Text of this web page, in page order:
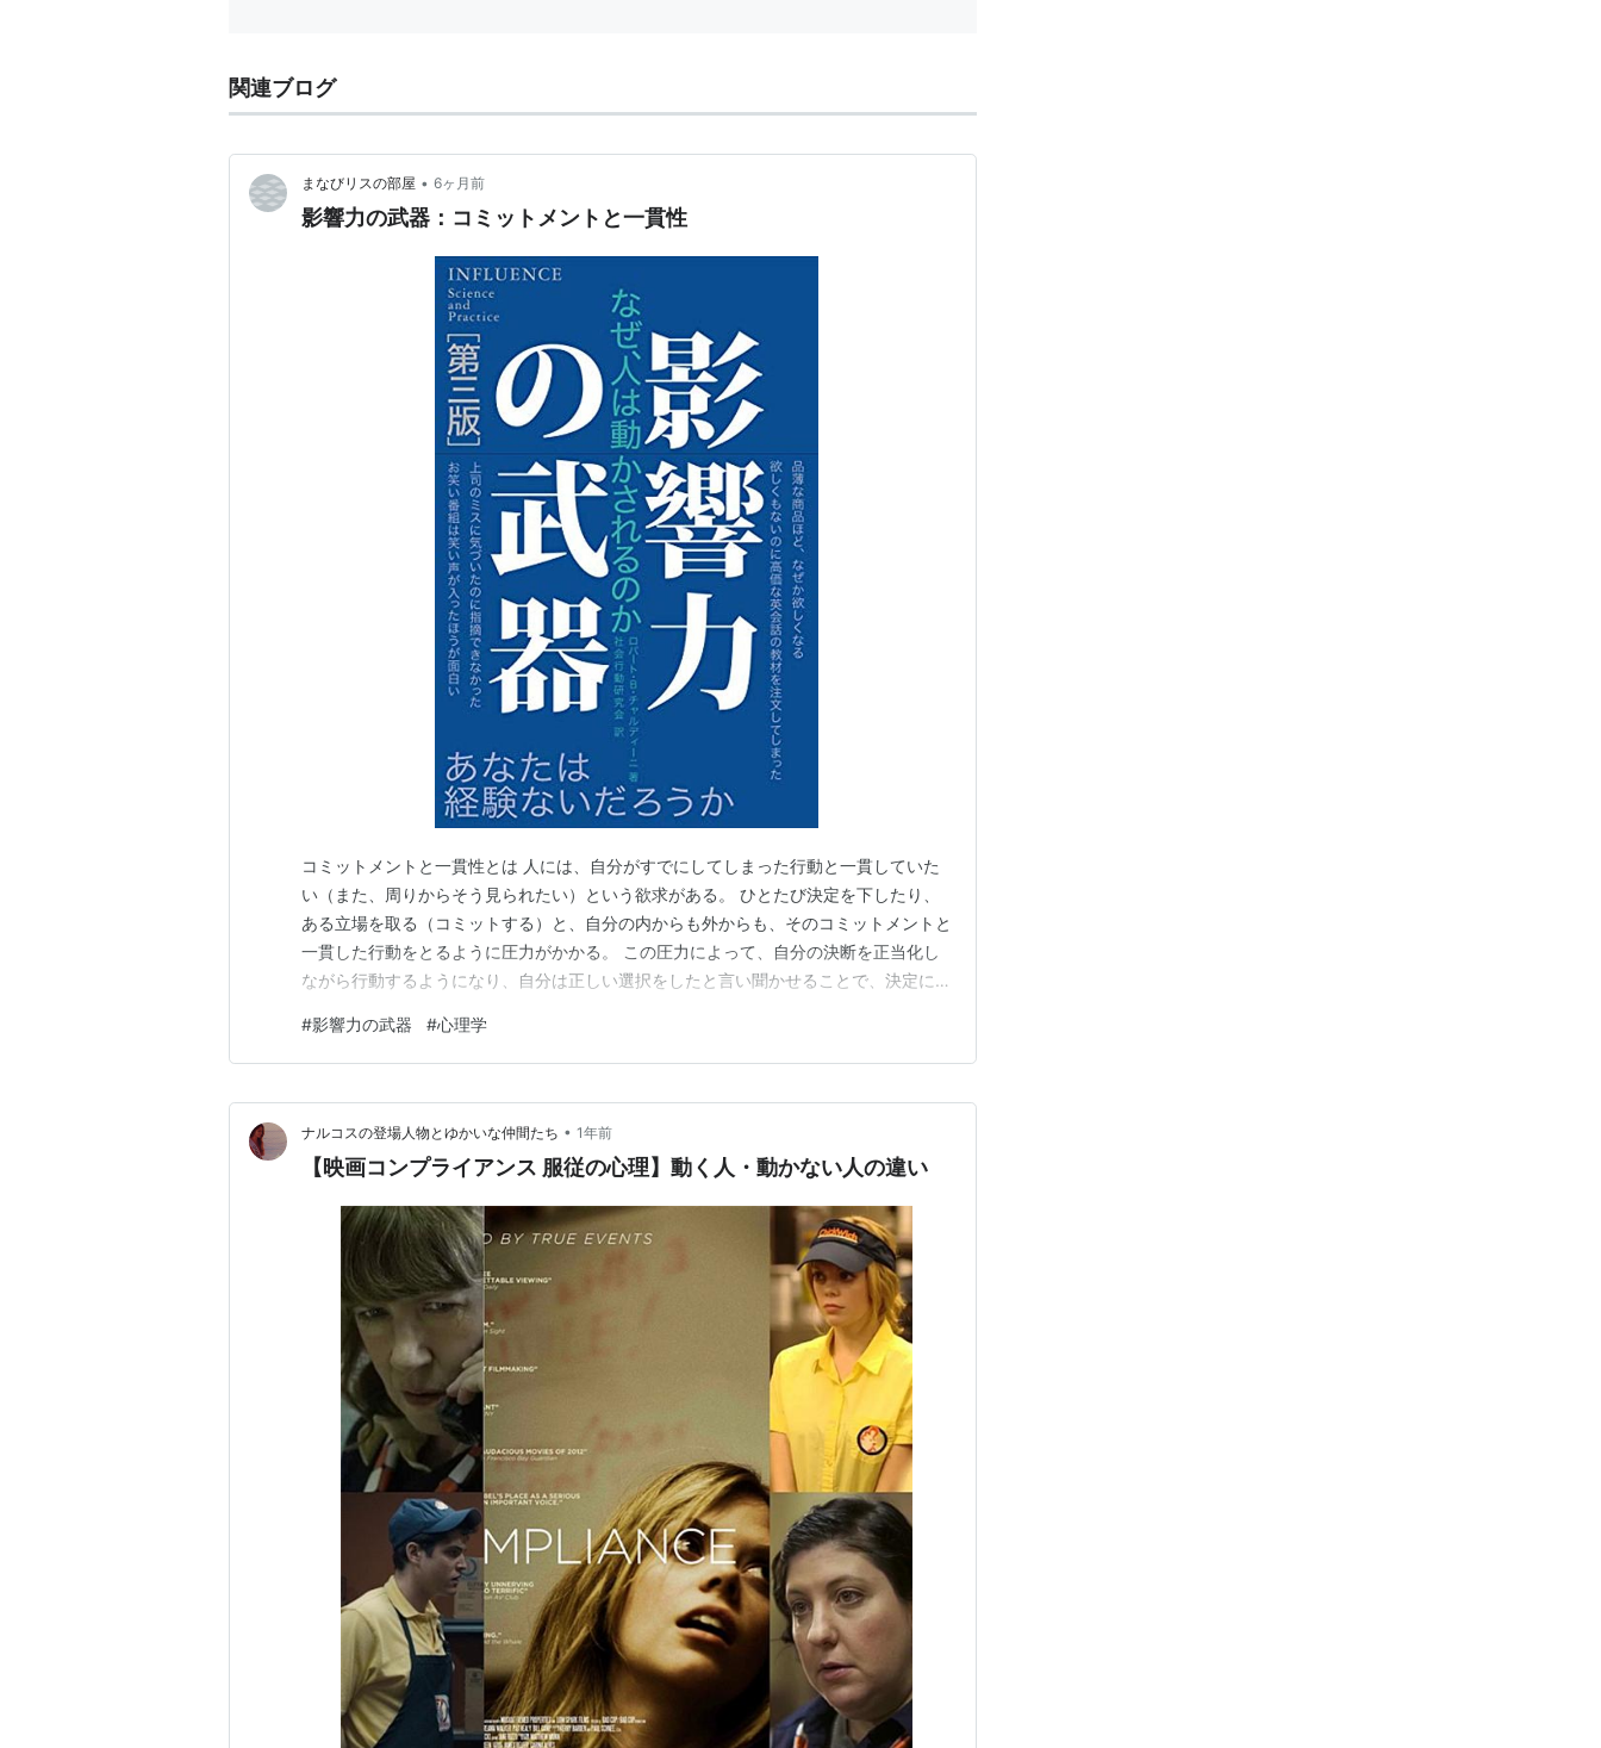
関連ブログ
まなびリスの部屋 • 6ヶ月前
影響力の武器：コミットメントと一貫性
コミットメントと一貫性とは 人には、自分がすでにしてしまった行動と一貫していた
い（また、周りからそう見られたい）という欲求がある。 ひとたび決定を下したり、
ある立場を取る（コミットする）と、自分の内からも外からも、そのコミットメントと
一貫した行動をとるように圧力がかかる。 この圧力によって、自分の決断を正当化し
ながら行動するようになり、自分は正しい選択をしたと言い聞かせることで、決定に対
る。一貫性は、論理性、合理性、安全性、誠実さの核心をなすものなのである。 一貫
性を保つことが最善となる場合があまりに多いので、カチッ・…
#影響力の武器 #心理学
ナルコスの登場人物とゆかいな仲間たち • 1年前
【映画コンプライアンス 服従の心理】動く人・動かない人の違い